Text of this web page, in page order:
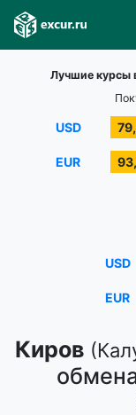
Киров
Лучшие курсы
USD
EUR
USD
EUR